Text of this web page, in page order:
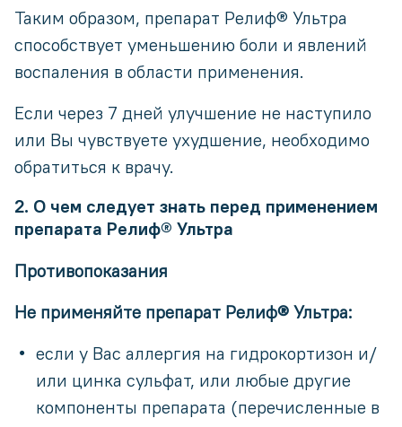
Таким образом, препарат Релиф® Ультра
способствует уменьшению боли и явлений
воспаления в области применения.
Если через 7 дней улучшение не наступило
или Вы чувствуете ухудшение, необходимо
обратиться к врачу.
2. О чем следует знать перед применением
препарата Релиф® Ультра
Противопоказания
Не применяйте препарат Релиф® Ультра:
если у Вас аллергия на гидрокортизон и/
или цинка сульфат, или любые другие
компоненты препарата (перечисленные в